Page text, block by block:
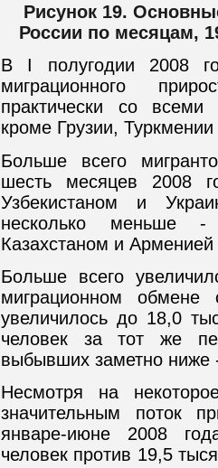
Рисунок 19.
России по месяцам,
В I полугодии 2008
миграционного
практически со всеми
кроме Грузии,
Больше всего
шесть месяцев 2008
Узбекистаном и
несколько меньше
Казахстаном и
Больше всего
миграционном
увеличилось до 18,0
человек за тот же
выбывших заметно ниже
Несмотря на
значительным поток
январе-июне 2008
человек против 19,5